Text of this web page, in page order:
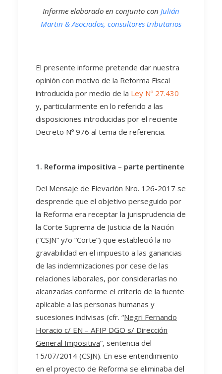
Informe elaborado en conjunto con Julián
Martin & Asociados, consultores tributarios
El presente informe pretende dar nuestra
opinión con motivo de la Reforma Fiscal
introducida por medio de la Ley Nº 27.430
y, particularmente en lo referido a las
disposiciones introducidas por el reciente
Decreto Nº 976 al tema de referencia.
1. Reforma impositiva – parte pertinente
Del Mensaje de Elevación Nro. 126-2017 se
desprende que el objetivo perseguido por
la Reforma era receptar la jurisprudencia de
la Corte Suprema de Justicia de la Nación
(“CSJN” y/o “Corte”) que estableció la no
gravabilidad en el impuesto a las ganancias
de las indemnizaciones por cese de las
relaciones laborales, por considerarlas no
alcanzadas conforme el criterio de la fuente
aplicable a las personas humanas y
sucesiones indivisas (cfr. “Negri Fernando
Horacio c/ EN – AFIP DGO s/ Dirección
General Impositiva”, sentencia del
15/07/2014 (CSJN). En ese entendimiento
en el proyecto de Reforma se eliminaba del